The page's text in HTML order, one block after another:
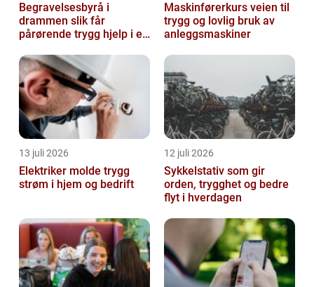
Begravelsesbyrå i
drammen slik får
pårørende trygg hjelp i en
Maskinførerkurs veien til
trygg og lovlig bruk av
anleggsmaskiner
13 juli 2026
Elektriker molde trygg
strøm i hjem og bedrift
12 juli 2026
Sykkelstativ som gir
orden, trygghet og bedre
flyt i hverdagen